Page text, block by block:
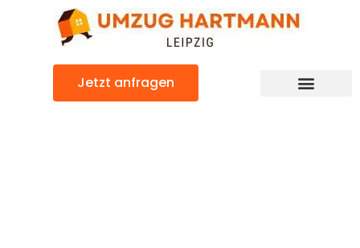
Jetzt anfragen